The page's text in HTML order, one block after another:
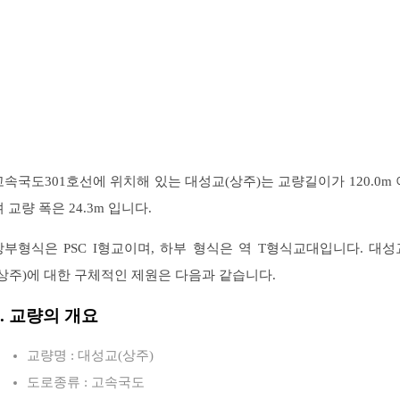
속국도301호선에 위치해 있는 대성교(상주)는 교량길이가 120.0m
교량 폭은 24.3m 입니다.
부형식은 PSC I형교이며, 하부 형식은 역 T형식교대입니다. 대성
주)에 대한 구체적인 제원은 다음과 같습니다.
교량의 개요
교량명 : 대성교(상주)
도로종류 : 고속국도